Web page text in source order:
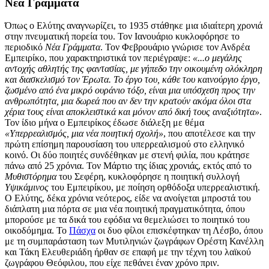
Όπως ο Ελύτης αναγνωρίζει, το 1935 στάθηκε μια ιδιαίτερη χρονιά
στην πνευματική πορεία του. Τον Ιανουάριο κυκλοφόρησε το
περιοδικό Νέα Γράμματα. Τον Φεβρουάριο γνώρισε τον Ανδρέα
Εμπειρίκο, που χαρακτηριστικά τον περιέγραψε: «...ο μεγάλης
αντοχής αθλητής της φαντασίας, με γήπεδο την οικουμένη ολόκληρη
και διασκελισμό τον Έρωτα. Το έργο του, κάθε του καινούργιο έργο,
ζωσμένο από ένα μικρό ουράνιο τόξο, είναι μια υπόσχεση προς την
ανθρωπότητα, μια δωρεά που αν δεν την κρατούν ακόμα όλοι στα
χέρια τους είναι αποκλειστικά και μόνον από δική τους αναξιότητα».
Τον ίδιο μήνα ο Εμπειρίκος έδωσε διάλεξη με θέμα
«Υπερρεαλισμός, μια νέα ποιητική σχολή», που αποτέλεσε και την
πρώτη επίσημη παρουσίαση του υπερρεαλισμού στο ελληνικό
κοινό. Οι δύο ποιητές συνδέθηκαν με στενή φιλία, που κράτησε
πάνω από 25 χρόνια. Τον Μάρτιο της ίδιας χρονιάς, εκτός από το
Μυθιστόρηματου Σεφέρη, κυκλοφόρησε η ποιητική συλλογή
Υψικάμινος του Εμπειρίκου, με ποίηση ορθόδοξα υπερρεαλιστική.
Ο Ελύτης, δέκα χρόνια νεότερος, είδε να ανοίγεται μπροστά του
διάπλατη μια πόρτα σε μια νέα ποιητική πραγματικότητα, όπου
μπορούσε με τα δικά του εφόδια να θεμελιώσει το ποιητικό του
οικοδόμημα. Το Πάσχα οι δυο φίλοι επισκέφτηκαν τη Λέσβο, όπου
με τη συμπαράσταση των Μυτιληνιών ζωγράφων Ορέστη Κανέλλη
και Τάκη Ελευθεριάδη ήρθαν σε επαφή με την τέχνη του λαϊκού
ζωγράφου Θεόφιλου, που είχε πεθάνει έναν χρόνο πριν.